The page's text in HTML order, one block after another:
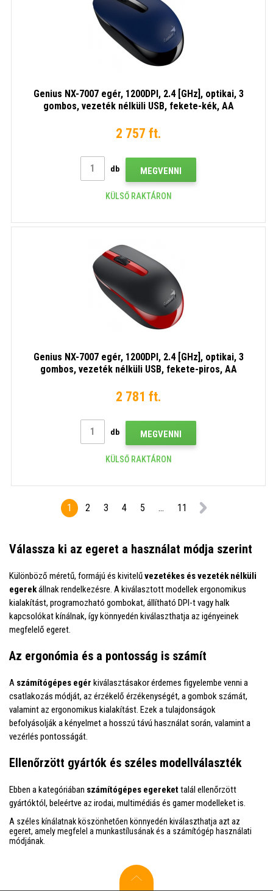
Genius NX-7007 egér, 1200DPI, 2.4 [GHz], optikai, 3
gombos, vezeték nélküli USB, fekete-kék, AA
2 757 ft.
db MEGVENNI
KÜLSŐ RAKTÁRON
Genius NX-7007 egér, 1200DPI, 2.4 [GHz], optikai, 3
gombos, vezeték nélküli USB, fekete-piros, AA
2 781 ft.
db MEGVENNI
KÜLSŐ RAKTÁRON
1 2 3 4 5 ... 11
Válassza ki az egeret a használat módja szerint
Különböző méretű, formájú és kivitelűvezetékes és vezeték nélküli
egerekállnak rendelkezésre. A kiválasztott modellek ergonomikus
kialakítást, programozható gombokat, állítható DPI-t vagy halk
kapcsolókat kínálnak, így könnyedén kiválaszthatja az igényeinek
megfelelő egeret.
Az ergonómia és a pontosság is számít
A számítógépes egér kiválasztásakor érdemes figyelembe venni a
csatlakozás módját, az érzékelő érzékenységét, a gombok számát,
valamint az ergonomikus kialakítást. Ezek a tulajdonságok
befolyásolják a kényelmet a hosszú távú használat során, valamint a
vezérlés pontosságát.
Ellenőrzött gyártók és széles modellválaszték
Ebben a kategóriában számítógépes egerekettalál ellenőrzött
gyártóktól, beleértve az irodai, multimédiás és gamer modelleket is.
A széles kínálatnak köszönhetően könnyedén kiválaszthatja azt az
egeret, amely megfelel a munkastílusának és a számítógép használati
módjának.